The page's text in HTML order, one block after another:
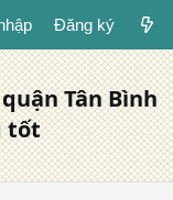
Đăng ký
Tân Bình
tốt